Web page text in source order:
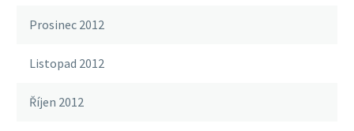
Prosinec 2012
Listopad 2012
Říjen 2012